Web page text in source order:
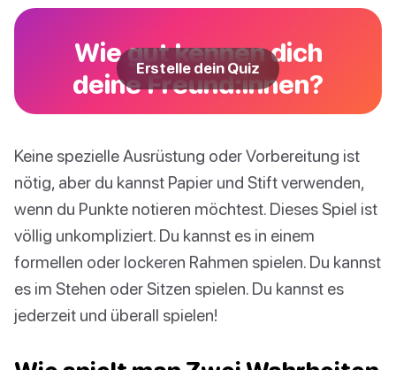
Wie gut kennen dich
deine Freund:innen?
Erstelle dein Quiz
Keine spezielle Ausrüstung oder Vorbereitung ist
nötig, aber du kannst Papier und Stift verwenden,
wenn du Punkte notieren möchtest. Dieses Spiel ist
völlig unkompliziert. Du kannst es in einem
formellen oder lockeren Rahmen spielen. Du kannst
es im Stehen oder Sitzen spielen. Du kannst es
jederzeit und überall spielen!